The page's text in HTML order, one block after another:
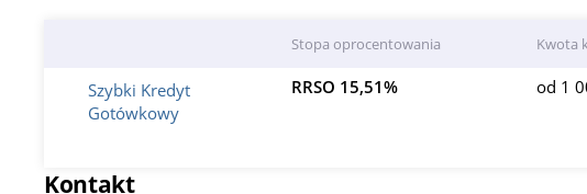
Stopa oprocentowania Kwota
Szybki Kredyt
Gotówkowy
RRSO 15,51% od 1
Kontakt